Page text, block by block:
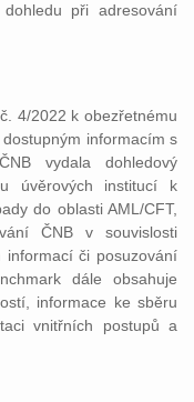
při adresování
4/2022 k obezřetnému
informacím s
vydala dohledový
úvěrových institucí k
do oblasti AML/CFT,
ČNB v souvislosti
informací či posuzování
dále obsahuje
informace ke sběru
vnitřních postupů a